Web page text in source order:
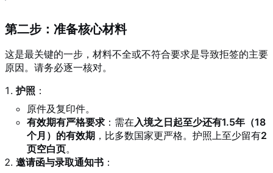
第二步：准备核心材料
这是最关键的一步，材料不全或不符合要求是导致拒签的主要
原因。请务必逐一核对。
护照 ：
原件及复印件。
有效期有严格要求 ：需在 入境之日起至少还有1.5年（18
个月）的有效期 ，比多数国家更严格。护照上至少留有2
页空白页。
邀请函与录取通知书 ：